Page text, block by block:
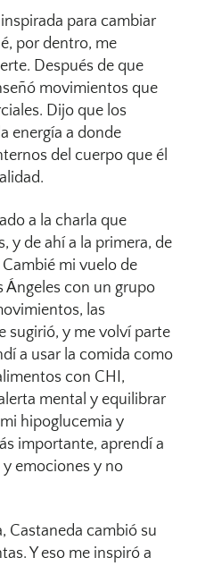
para cambiar
por dentro, me
Después de que
movimientos que
Dijo que los
energía a donde
del cuerpo que él
a la charla que
y de ahí a la primera, de
mi vuelo de
Ángeles con un grupo
las
sugirió, y me volví parte
a usar la comida como
con CHI,
mental y equilibrar
hipoglucemia y
importante, aprendí a
y emociones y no
Castaneda cambió su
Y eso me inspiró a